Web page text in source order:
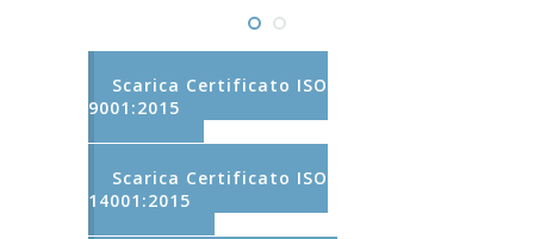
Scarica Certificato ISO
9001:2015
Scarica Certificato ISO
14001:2015